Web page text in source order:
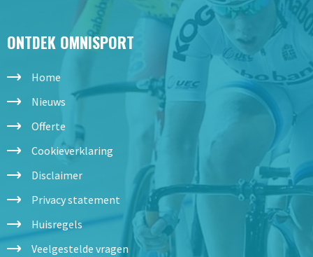
ONTDEK OMNISPORT
Home
Nieuws
Offerte
Cookieverklaring
Disclaimer
Privacy statement
Huisregels
Veelgestelde vragen